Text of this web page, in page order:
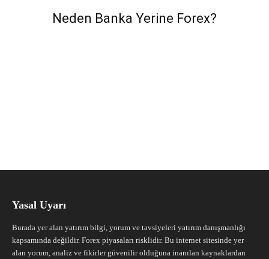
Neden Banka Yerine Forex?
Yasal Uyarı
Burada yer alan yatırım bilgi, yorum ve tavsiyeleri yatırım danışmanlığı
kapsamında değildir. Forex piyasaları risklidir. Bu internet sitesinde yer
alan yorum, analiz ve fikirler güvenilir olduğuna inanılan kaynaklardan